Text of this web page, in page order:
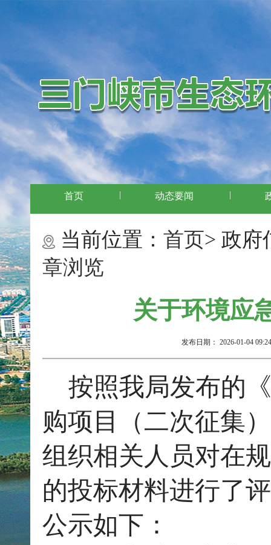
首页 动态要闻
当前位置： 首页> 政府
章浏览
关于环境应
发布日期： 2026-01-04 09:24
按照我局发布的
购项目（二次征集
组织相关人员对在
的投标材料进行了
公示如下：